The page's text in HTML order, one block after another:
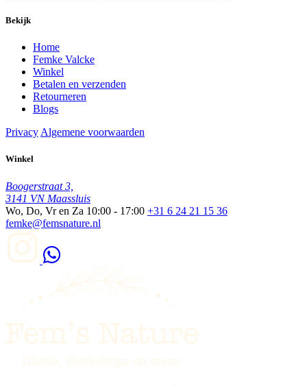
Bekijk
Home
Femke Valcke
Winkel
Betalen en verzenden
Retourneren
Blogs
Privacy Algemene voorwaarden
Winkel
Boogerstraat 3,
3141 VN Maassluis
Wo, Do, Vr en Za 10:00 - 17:00 +31 6 24 21 15 36
femke@femsnature.nl